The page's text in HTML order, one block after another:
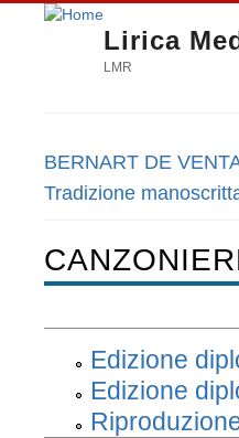
Lirica
LMR
Tu sei qui
BERNART DE
Tradizione
Edizione
Edizione